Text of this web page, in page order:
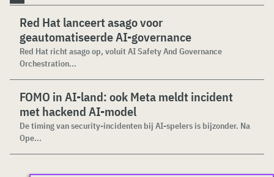
Red Hat lanceert asago voor
geautomatiseerde AI-governance
Red Hat richt asago op, voluit AI Safety And Governance
Orchestration...
FOMO in AI-land: ook Meta meldt incident
met hackend AI-model
De timing van security-incidenten bij AI-spelers is bijzonder. Na
Ope...